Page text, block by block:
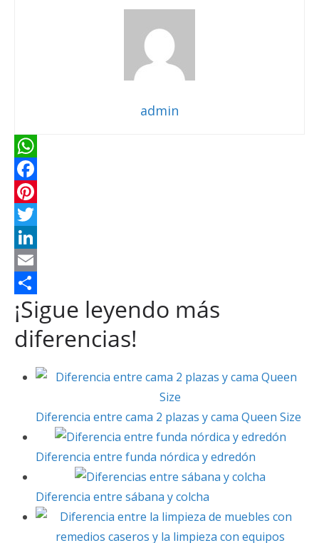
admin
W
h
a
s
A
p
F
a
c
e
b
o
k
P
n
e
e
T
w
t
e
L
n
e
E
m
C
m
¡Sigue leyendo más
diferencias!
Diferencia entre cama 2 plazas y cama Queen Size
Diferencia entre funda nórdica y edredón
Diferencia entre sábana y colcha